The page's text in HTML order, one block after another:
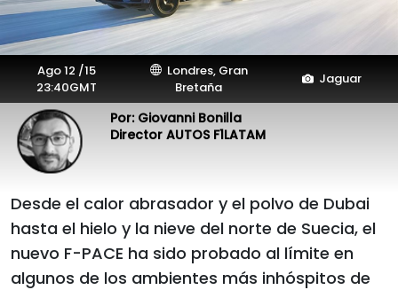
Ago 12 /15
23:40GMT
Londres, Gran
Bretaña
Jaguar
Por: Giovanni Bonilla
Director AUTOS F1LATAM
Desde el calor abrasador y el polvo de Dubai
hasta el hielo y la nieve del norte de Suecia, el
nuevo F-PACE ha sido probado al límite en
algunos de los ambientes más inhóspitos de